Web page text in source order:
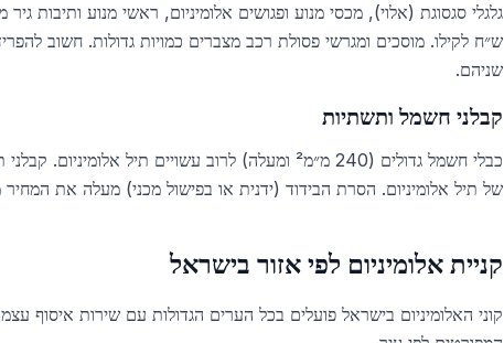
ש״ח לקילו. מוסכים ומגרשי פסולת רכב מצברים כמויות גדולות. חשוב
שניהם.
קבלני חשמל ותשתיות
כבלי חשמל גדולים (240 מ״מ² ומעלה) לרוב עשויים
של תיל אלומיניום. הסרת הבידוד (ידנית או בפישול מכני) מעלה את המחיר מ-0.80 ש״ח (תיל עם בידוד) לכ-1.80 ש״ח (תיל
קניית אלומיניום לפי אזור בישראל